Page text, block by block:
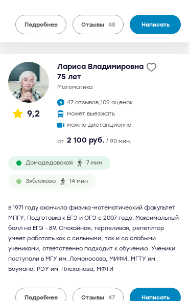
Подробнее Отзывы 48 Написать
9,2
Лариса Владимировна
75 лет
математика
47 отзывов,109 оценок
может выезжать
можно дистанционно
от 2 100 руб. / 90 мин.
Домодедовская 7 мин
Зябликово 14 мин
в 1971 году окончила физико-математический факультет
МПГУ. Подготовка к ЕГЭ и ОГЭ с 2007 года. Максимальный
балл на ЕГЭ - 89. Спокойная, терпеливая, репетитор
умеет работать как с сильными, так и со слабыми
учениками, ответственно подходит к обучению. Ученики
поступали в МГУ им. Ломоносова, МИФИ, МГТУ им.
Баумана, РЭУ им. Плеханова, МФТИ
Подробнее Отзывы 47 Написать